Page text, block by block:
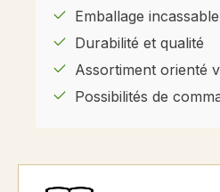
Emballage incassable
Durabilité et qualité
Assortiment orienté
Possibilités de